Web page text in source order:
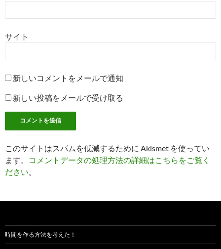
サイト
新しいコメントをメールで通知
新しい投稿をメールで受け取る
このサイトはスパムを低減するために Akismet を使ってい
ます。
コメントデータの処理方法の詳細はこちらをご覧く
ださい。
時間を作る方法を考えた！